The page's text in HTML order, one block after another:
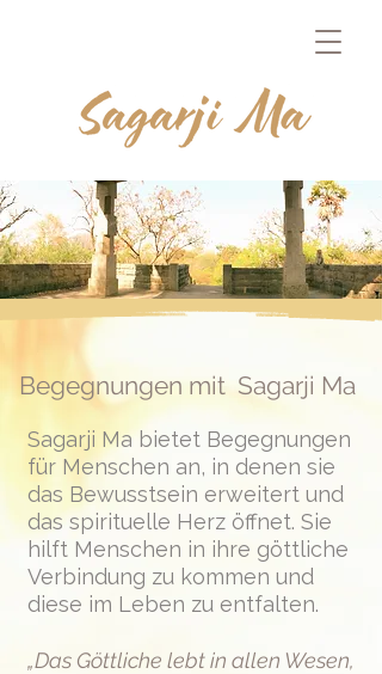
Begegnungen mit Sagarji Ma
Sagarji Ma bietet Begegnungen
für Menschen an, in denen sie
das Bewusstsein erweitert und
das spirituelle Herz öffnet. Sie
hilft Menschen in ihre göttliche
Verbindung zu kommen und
diese im Leben zu entfalten.
​​„Das Göttliche lebt in allen Wesen,